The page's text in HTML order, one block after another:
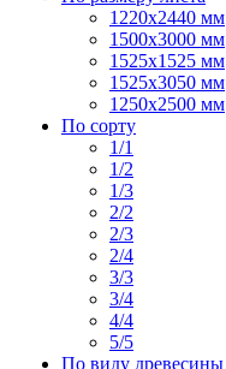
1220х2440 мм
1500х3000 мм
1525x1525 мм
1525х3050 мм
1250х2500 мм
По сорту
1/1
1/2
1/3
2/2
2/3
2/4
3/3
3/4
4/4
5/5
По виду древесины